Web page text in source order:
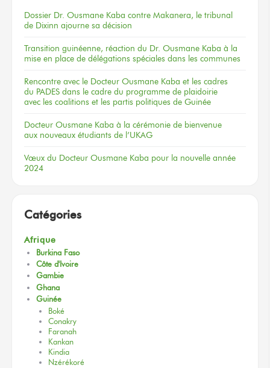
Dossier Dr. Ousmane Kaba contre Makanera, le tribunal
de Dixinn ajourne sa décision
Transition guinéenne, réaction du Dr. Ousmane Kaba à la
mise en place de délégations spéciales dans les communes
Rencontre avec le Docteur Ousmane Kaba et les cadres
du PADES dans le cadre du programme de plaidoirie
avec les coalitions et les partis politiques de Guinée
Docteur Ousmane Kaba à la cérémonie de bienvenue
aux nouveaux étudiants de l’UKAG
Vœux du Docteur Ousmane Kaba pour la nouvelle année
2024
Catégories
Afrique
Burkina Faso
Côte d'Ivoire
Gambie
Ghana
Guinée
Boké
Conakry
Faranah
Kankan
Kindia
Nzérékoré